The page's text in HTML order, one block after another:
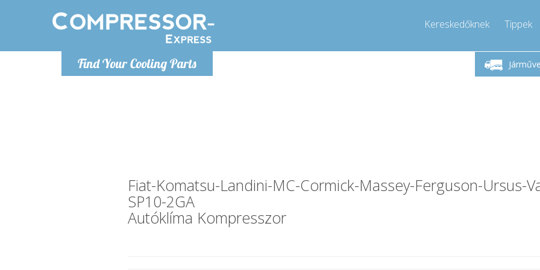
Find Your Cooling Parts
Kereskedőknek Tippek
Hétfő-Péntek 9-17
Hívjon!
Fiat-Komatsu-Landini-MC-Cormick-Massey-Ferguson-Ursus-
SP10-2GA
Autóklíma Kompresszor